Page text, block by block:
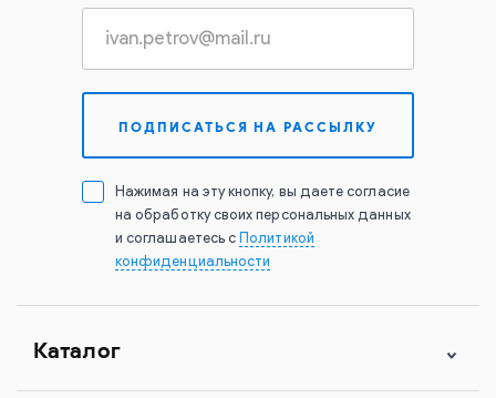
Нажимая на эту кнопку, вы даете согласие
на обработку своих персональных данных
и соглашаетесь с Политикой
конфиденциальности
Каталог